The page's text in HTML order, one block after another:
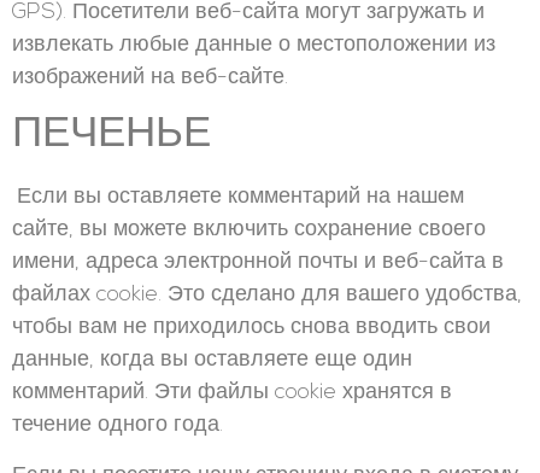
GPS). Посетители веб-сайта могут загружать и
извлекать любые данные о местоположении из
изображений на веб-сайте.
ПЕЧЕНЬЕ
Если вы оставляете комментарий на нашем
сайте, вы можете включить сохранение своего
имени, адреса электронной почты и веб-сайта в
файлах cookie. Это сделано для вашего удобства,
чтобы вам не приходилось снова вводить свои
данные, когда вы оставляете еще один
комментарий. Эти файлы cookie хранятся в
течение одного года.